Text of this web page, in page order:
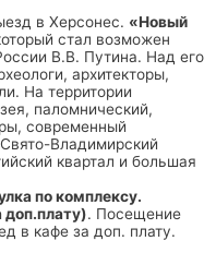
в Херсонес. «Новый
стал возможен
В.В. Путина. Над его
архитекторы,
На территории
паломнический,
современный
Владимирский
квартал и большая
по комплексу.
. Посещение
в кафе за доп. плату.